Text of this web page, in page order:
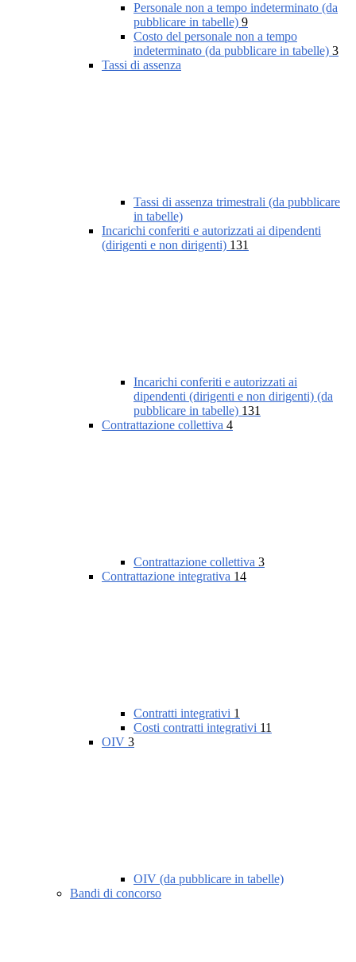
Personale non a tempo indeterminato (da
pubblicare in tabelle) 9
Costo del personale non a tempo
indeterminato (da pubblicare in tabelle) 3
Tassi di assenza
Tassi di assenza trimestrali (da pubblicare
in tabelle)
Incarichi conferiti e autorizzati ai dipendenti
(dirigenti e non dirigenti) 131
Incarichi conferiti e autorizzati ai
dipendenti (dirigenti e non dirigenti) (da
pubblicare in tabelle) 131
Contrattazione collettiva 4
Contrattazione collettiva 3
Contrattazione integrativa 14
Contratti integrativi 1
Costi contratti integrativi 11
OIV 3
OIV (da pubblicare in tabelle)
Bandi di concorso